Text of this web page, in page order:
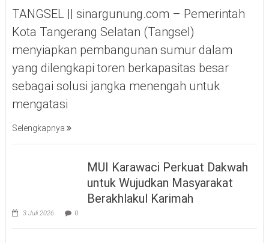
TANGSEL || sinargunung.com – Pemerintah
Kota Tangerang Selatan (Tangsel)
menyiapkan pembangunan sumur dalam
yang dilengkapi toren berkapasitas besar
sebagai solusi jangka menengah untuk
mengatasi
Selengkapnya
MUI Karawaci Perkuat Dakwah
untuk Wujudkan Masyarakat
Berakhlakul Karimah
3 Juli 2026 0